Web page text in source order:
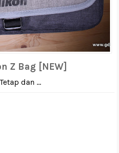
Z Bag [NEW]
dan ...